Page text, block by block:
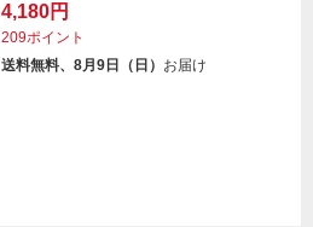
4,180円
209ポイント
送料無料、8月9日（日） お届け